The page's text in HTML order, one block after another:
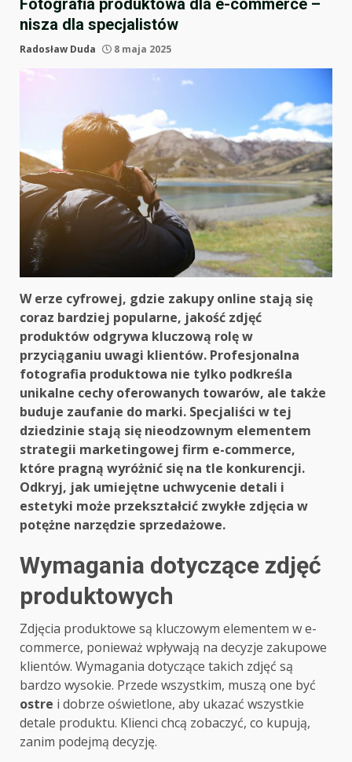
Fotografia produktowa dla e-commerce –
nisza dla specjalistów
Radosław Duda 8 maja 2025
W erze cyfrowej, gdzie zakupy online stają się
coraz bardziej popularne, jakość zdjęć
produktów odgrywa kluczową rolę w
przyciąganiu uwagi klientów. Profesjonalna
fotografia produktowa nie tylko podkreśla
unikalne cechy oferowanych towarów, ale także
buduje zaufanie do marki. Specjaliści w tej
dziedzinie stają się nieodzownym elementem
strategii marketingowej firm e-commerce,
które pragną wyróżnić się na tle konkurencji.
Odkryj, jak umiejętne uchwycenie detali i
estetyki może przekształcić zwykłe zdjęcia w
potężne narzędzie sprzedażowe.
Wymagania dotyczące zdjęć
produktowych
Zdjęcia produktowe są kluczowym elementem w e-
commerce, ponieważ wpływają na decyzje zakupowe
klientów. Wymagania dotyczące takich zdjęć są
bardzo wysokie. Przede wszystkim, muszą one być
ostre i dobrze oświetlone, aby ukazać wszystkie
detale produktu. Klienci chcą zobaczyć, co kupują,
zanim podejmą decyzję.